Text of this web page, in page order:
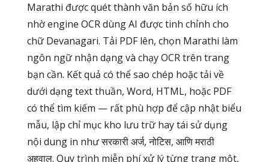
Marathi được quét thành văn bản số hữu ích
nhờ engine OCR dùng AI được tinh chỉnh cho
chữ Devanagari. Tải PDF lên, chọn Marathi làm
ngôn ngữ nhận dạng và chạy OCR trên trang
bạn cần. Kết quả có thể sao chép hoặc tải về
dưới dạng text thuần, Word, HTML, hoặc PDF
có thể tìm kiếm — rất phù hợp để cập nhật biểu
mẫu, lập chỉ mục kho lưu trữ hay tái sử dụng
nội dung in như सरकारी अर्ज, नोटिस, आणि मराठी
अहवाल. Quy trình miễn phí xử lý từng trang một,